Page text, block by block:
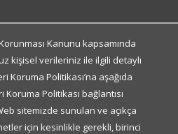
Kanunu kapsamında
kişisel verileriniz ile ilgili detaylı
Koruma Politikası’na aşağıda
Politikası bağlantısı
sitemizde sunulan ve açıkça
için kesinlikle gerekli, birinci